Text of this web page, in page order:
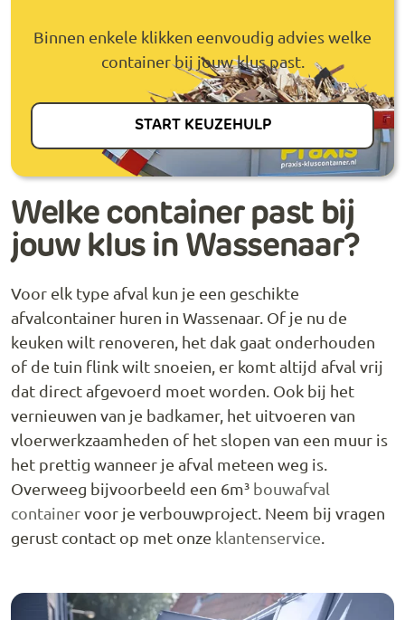
Binnen enkele klikken eenvoudig advies welke
container bij jouw klus past.
START KEUZEHULP
Welke container past bij
jouw klus in Wassenaar?
Voor elk type afval kun je een geschikte
afvalcontainer huren in Wassenaar. Of je nu de
keuken wilt renoveren, het dak gaat onderhouden
of de tuin flink wilt snoeien, er komt altijd afval vrij
dat direct afgevoerd moet worden. Ook bij het
vernieuwen van je badkamer, het uitvoeren van
vloerwerkzaamheden of het slopen van een muur is
het prettig wanneer je afval meteen weg is.
Overweeg bijvoorbeeld een 6m³ bouwafval
containervoor je verbouwproject. Neem bij vragen
gerust contact op met onze klantenservice